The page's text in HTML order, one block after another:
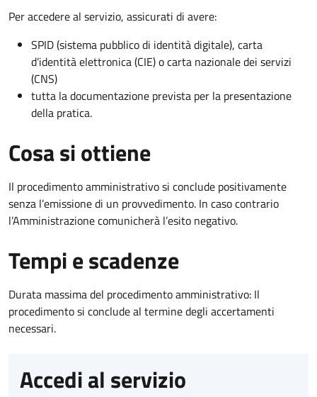
Per accedere al servizio, assicurati di avere:
SPID (sistema pubblico di identità digitale), carta
d’identità elettronica (CIE) o carta nazionale dei servizi
(CNS)
tutta la documentazione prevista per la presentazione
della pratica.
Cosa si ottiene
Il procedimento amministrativo si conclude positivamente
senza l’emissione di un provvedimento. In caso contrario
l’Amministrazione comunicherà l’esito negativo.
Tempi e scadenze
Durata massima del procedimento amministrativo: Il
procedimento si conclude al termine degli accertamenti
necessari.
Accedi al servizio